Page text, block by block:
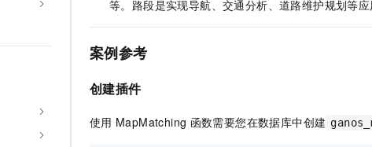
等。路段是实现导航、交通分析、道路维护规划等应
案例参考
创建插件
使用 MapMatching 函数需要您在数据库中创建